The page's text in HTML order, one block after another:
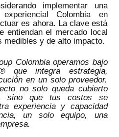
implementar una
Colombia en
es ahora. La clave está
entiendan el mercado local
medibles y de alto impacto.
Colombia operamos bajo
que integra estrategia,
en un solo proveedor.
no solo queda cubierto
sino que tus costos se
experiencia y capacidad
un solo equipo, una